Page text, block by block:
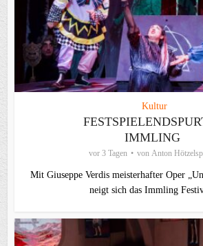
Kultur
IMMLING
vor 3 Tagen von Anton
Mit Giuseppe Verdis meisterhafter Oper
neigt sich das Immling